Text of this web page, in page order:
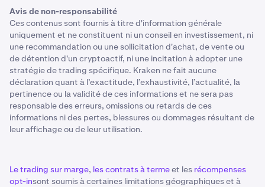
Avis de non-responsabilité
Ces contenus sont fournis à titre d'information générale
uniquement et ne constituent ni un conseil en investissement, ni
une recommandation ou une sollicitation d'achat, de vente ou
de détention d'un cryptoactif, ni une incitation à adopter une
stratégie de trading spécifique. Kraken ne fait aucune
déclaration quant à l’exactitude, l’exhaustivité, l’actualité, la
pertinence ou la validité de ces informations et ne sera pas
responsable des erreurs, omissions ou retards de ces
informations ni des pertes, blessures ou dommages résultant de
leur affichage ou de leur utilisation.
Le trading sur marge, les contrats à termeet les récompenses
opt-insont soumis à certaines limitations géographiques et à